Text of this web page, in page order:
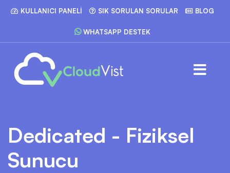
KULLANICI PANELI SIK SORULAN SORULAR BLOG
WHATSAPP DESTEK
Dedicated - Fiziksel
Sunucu